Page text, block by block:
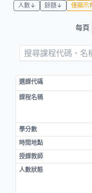
人數↓
餘額↓ 僅顯示
每頁